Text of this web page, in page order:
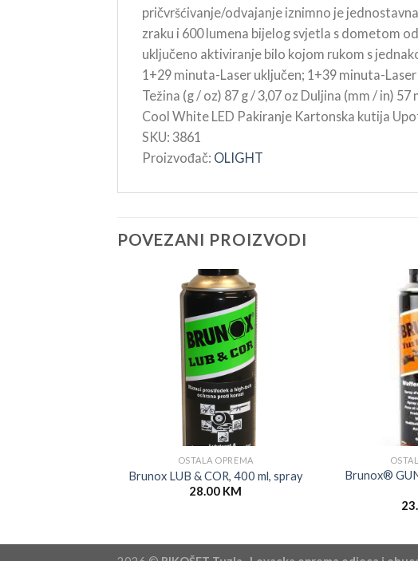
pričvršćivanje/odvajanje iznimno je
zraku i 600 lumena bijelog svjetla s dometom
uključeno aktiviranje bilo kojom rukom s
1+29 minuta-Laser uključen; 1+39 minuta-
Težina (g / oz) 87 g / 3,07 oz Duljina (mm / in)
Cool White LED Pakiranje Kartonska kutija
SKU: 3861
Proizvođač: OLIGHT
POVEZANI PROIZVODI
OSTALA OPREMA
Brunox LUB & COR, 400 ml, spray
28.00 KM
Brunox®